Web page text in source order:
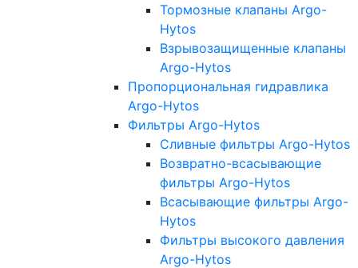
Тормозные клапаны Argo-
Hytos
Взрывозащищенные клапаны
Argo-Hytos
Пропорциональная гидравлика
Argo-Hytos
Фильтры Argo-Hytos
Сливные фильтры Argo-Hytos
Возвратно-всасывающие
фильтры Argo-Hytos
Всасывающие фильтры Argo-
Hytos
Фильтры высокого давления
Argo-Hytos